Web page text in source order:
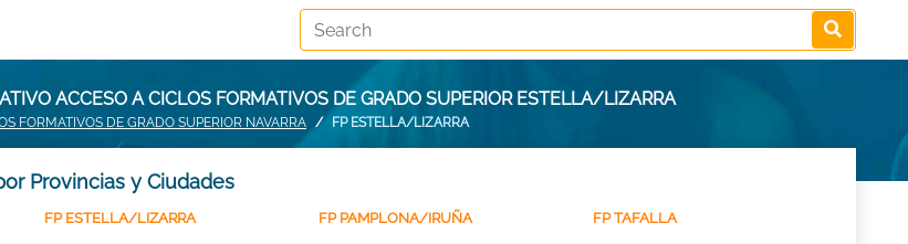
ACCESO A CICLOS FORMATIVOS DE GRADO SUPERIOR ESTELLA/LIZARRA
FORMATIVOS DE GRADO SUPERIOR NAVARRA FP ESTELLA/LIZARRA
Provincias y Ciudades
FP ESTELLA/LIZARRA FP PAMPLONA/IRUÑA
FP TAFALLA